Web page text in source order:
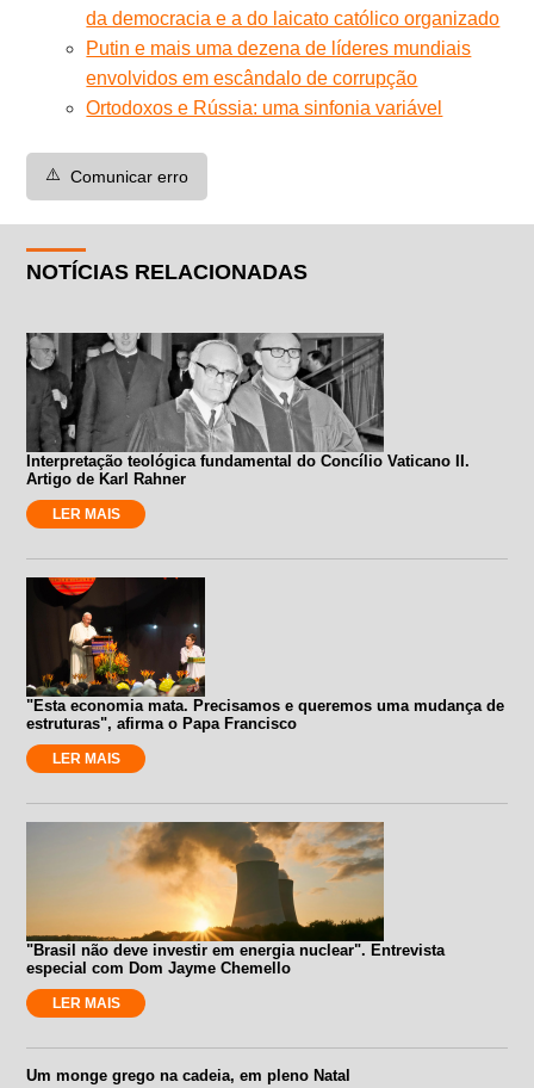
da democracia e a do laicato católico organizado
Putin e mais uma dezena de líderes mundiais
envolvidos em escândalo de corrupção
Ortodoxos e Rússia: uma sinfonia variável
⚠️ Comunicar erro
NOTÍCIAS RELACIONADAS
Interpretação teológica fundamental do Concílio Vaticano II.
Artigo de Karl Rahner
LER MAIS
"Esta economia mata. Precisamos e queremos uma mudança de
estruturas", afirma o Papa Francisco
LER MAIS
"Brasil não deve investir em energia nuclear". Entrevista
especial com Dom Jayme Chemello
LER MAIS
Um monge grego na cadeia, em pleno Natal